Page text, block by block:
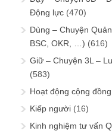
Động lực (470)
Dùng – Chuyện
BSC, OKR, …) (616)
Giữ – Chuyện 3L –
(583)
Hoạt động cộng
Kiếp người (16)
Kinh nghiệm tư vấn